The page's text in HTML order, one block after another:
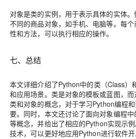
对象是类的实例，用于表示具体的实体
不同的商品对象，如手机、电脑等。每
性和方法，可以执行相应的操作。
七、总结
本文详细介绍了Python中的类（Class）
和应用场景。类是对象的模板或蓝图，
类和对象的概念，对于学习Python编程
要。同时，本文还讨论了面向对象编程
等概念，并给出了相应的Python实现示
技术，可以更好地应用Python进行软件开